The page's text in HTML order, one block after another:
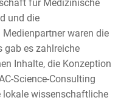
für Medizinische
und die
waren die
gab es zahlreiche
Inhalte, die Konzeption
Science-Consulting
lokale wissenschaftliche